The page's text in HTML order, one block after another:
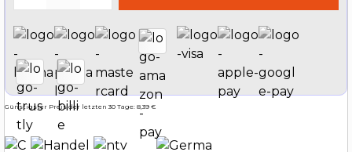
Günstigster Preis der letzten 30 Tage: 8,39 €